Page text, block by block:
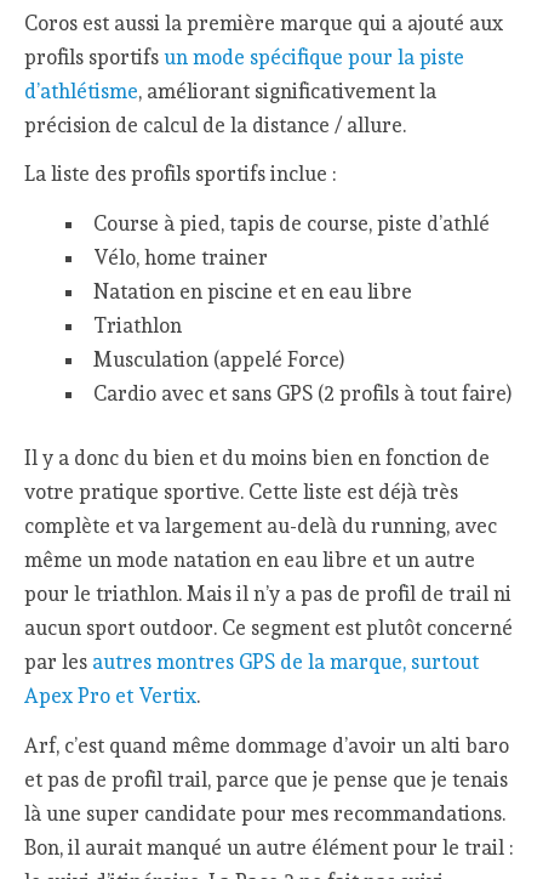
Coros est aussi la première marque qui a ajouté aux
profils sportifsun mode spécifique pour la piste
d’athlétisme, améliorant significativement la
précision de calcul de la distance / allure.
La liste des profils sportifs inclue :
Course à pied, tapis de course, piste d’athlé
Vélo, home trainer
Natation en piscine et en eau libre
Triathlon
Musculation (appelé Force)
Cardio avec et sans GPS (2 profils à tout faire)
Il y a donc du bien et du moins bien en fonction de
votre pratique sportive. Cette liste est déjà très
complète et va largement au-delà du running, avec
même un mode natation en eau libre et un autre
pour le triathlon. Mais il n’y a pas de profil de trail ni
aucun sport outdoor. Ce segment est plutôt concerné
par les autres montres GPS de la marque, surtout
Apex Pro et Vertix.
Arf, c’est quand même dommage d’avoir un alti baro
et pas de profil trail, parce que je pense que je tenais
là une super candidate pour mes recommandations.
Bon, il aurait manqué un autre élément pour le trail :